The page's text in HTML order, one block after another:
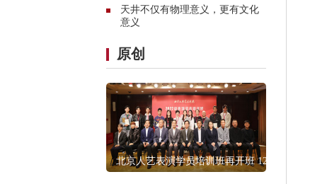
天井不仅有物理意义，更有文化
意义
原创
北京人艺表演学员培训班再开班 12